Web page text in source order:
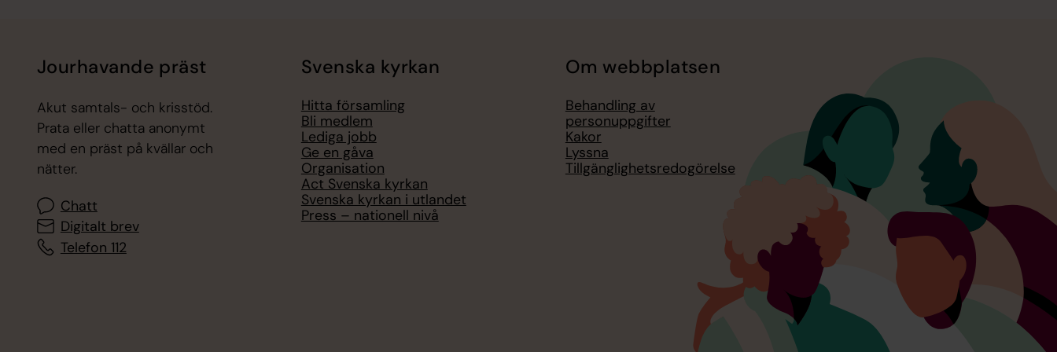
Jourhavande präst
Akut samtals- och krisstöd.
Prata eller chatta anonymt
med en präst på kvällar och
nätter.
Chatt
Digitalt brev
Telefon 112
Svenska kyrkan
Hitta församling
Bli medlem
Lediga jobb
Ge en gåva
Organisation
Act Svenska kyrkan
Svenska kyrkan i utlandet
Press – nationell nivå
Om webbplatsen
Behandling av
personuppgifter
Kakor
Lyssna
Tillgänglighetsredogörelse